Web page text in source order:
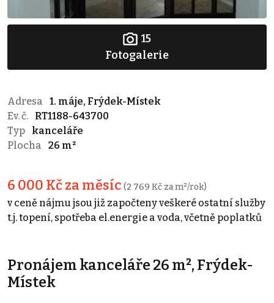
15
Fotogalerie
Adresa
1. máje, Frýdek-Místek
Ev. č.
RT1188-643700
Typ
kanceláře
Plocha
26 m²
6 000 Kč za měsíc (2 769 Kč za m²/rok)
v ceně nájmu jsou již započteny veškeré ostatní služby
t.j. topení, spotřeba el.energie a voda, včetně poplatků
Pronájem kanceláře 26 m², Frýdek-
Místek